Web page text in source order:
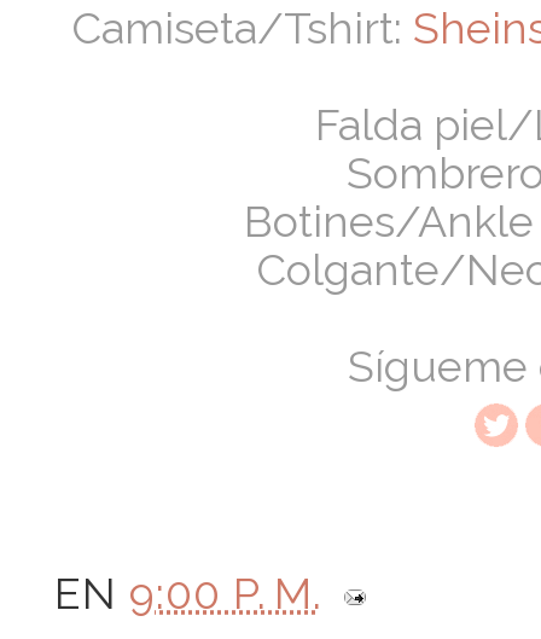
Camiseta/Tshirt:
Falda piel/
Botines/Ankle
Colgante/
EN 9:00 P. M.